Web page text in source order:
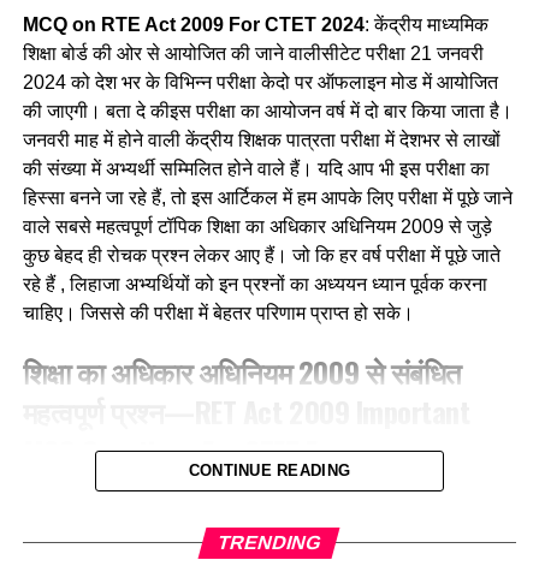
Q.2 निम्नलिखित में से कौन-सा पक्षी कैक्टस पोधे के कॉटों के बीच अपना
घोंसला बनाता है ?
(a) फाख्ता
(b) शकरखोरा
(c) बया
(d) कलचिडी
Ans-b
Q.3 ग्रामीण क्षेत्रों में, गाय के गोबर में मिट्टी के घरों की दीवारों और फर्श
(a) फर्श को प्रकृतिक रंग देने के लिए
MCQ on RTE Act 2009 For CTET 2024: केंद्रीय माध्यमिक
शिक्षा बोर्ड की ओर से आयोजित की जाने वालीसीटेट परीक्षा 21 जनवरी
2024 को देश भर के विभिन्न परीक्षा केदो पर ऑफलाइन मोड में आयोजित
की जाएगी। बता दे कीइस परीक्षा का आयोजन वर्ष में दो बार किया जाता है।
जनवरी माह में होने वाली केंद्रीय शिक्षक पात्रता परीक्षा में देशभर से लाखों
की संख्या में अभ्यर्थी सम्मिलित होने वाले हैं। यदि आप भी इस परीक्षा का
हिस्सा बनने जा रहे हैं, तो इस आर्टिकल में हम आपके लिए परीक्षा में पूछे जाने
वाले सबसे महत्वपूर्ण टॉपिक शिक्षा का अधिकार अधिनियम 2009 से जुड़े
कुछ बेहद ही रोचक प्रश्न लेकर आए हैं। जो कि हर वर्ष परीक्षा में पूछे जाते
रहे हैं , लिहाजा अभ्यर्थियों को इन प्रश्नों का अध्ययन ध्यान पूर्वक करना
चाहिए। जिससे की परीक्षा में बेहतर परिणाम प्राप्त हो सके।
शिक्षा का अधिकार अधिनियम 2009 से संबंधित
MCQ Questions For CTET Exam
1. RTE 2009 की किस धारा के अनुसार सरकारी विद्यालयों में कुल
स्वीकृत पदों में से 20% से अधिक खाली नहीं होंगे?According to
which section of RTE-2009, not more than 20% of the
CONTINUE READING
TRENDING